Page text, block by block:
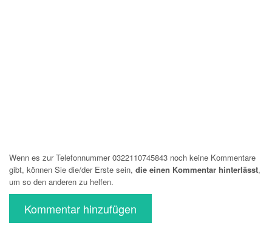
Wenn es zur Telefonnummer 0322110745843 noch keine Kommentare
gibt, können Sie die/der Erste sein, die einen Kommentar hinterlässt,
um so den anderen zu helfen.
Kommentar hinzufügen